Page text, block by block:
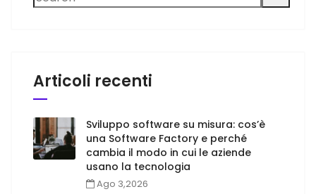
Articoli recenti
Sviluppo software su misura: cos’è
una Software Factory e perché
cambia il modo in cui le aziende
usano la tecnologia
Ago 3,2026